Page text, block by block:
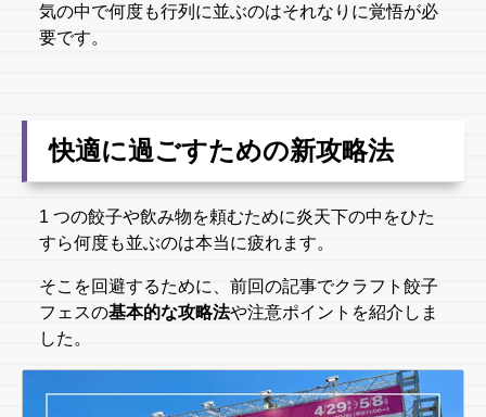
気の中で何度も行列に並ぶのはそれなりに覚悟が必
要です。
快適に過ごすための新攻略法
1 つの餃子や飲み物を頼むために炎天下の中をひた
すら何度も並ぶのは本当に疲れます。
そこを回避するために、前回の記事でクラフト餃子
フェスの基本的な攻略法や注意ポイントを紹介しま
した。